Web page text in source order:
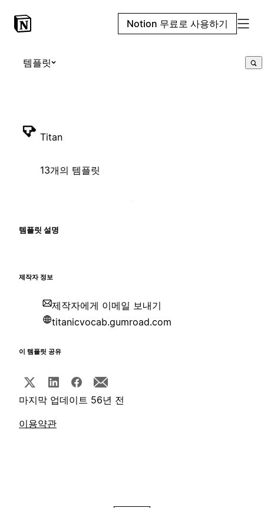
Notion 무료로 사용하기
템플릿
Titan
13개의 템플릿
템플릿 설명
제작자 정보
제작자에게 이메일 보내기
titanicvocab.gumroad.com
이 템플릿 공유
마지막 업데이트 56년 전
이용약관